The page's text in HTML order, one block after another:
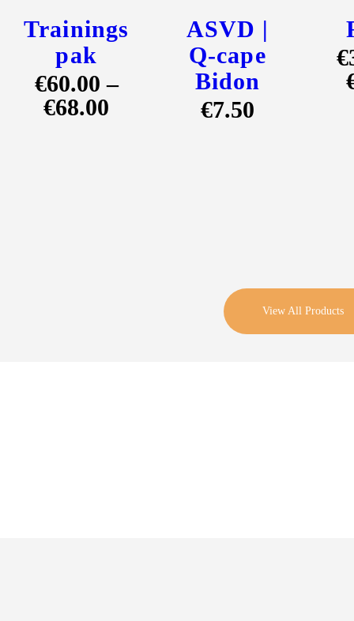
Trainings
pak
€60.00 –
€68.00
ASVD |
Q-cape
Bidon
€7.50
€
View All Products